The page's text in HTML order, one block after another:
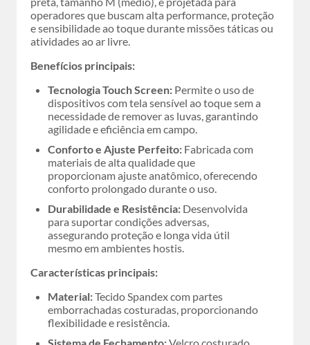
operadores que buscam alta performance, proteção
e sensibilidade ao toque durante missões táticas ou
atividades ao ar livre.
Benefícios principais:
Tecnologia Touch Screen: Permite o uso de
dispositivos com tela sensível ao toque sem a
necessidade de remover as luvas, garantindo
agilidade e eficiência em campo.
Conforto e Ajuste Perfeito: Fabricada com
materiais de alta qualidade que
proporcionam ajuste anatômico, oferecendo
conforto prolongado durante o uso.
Durabilidade e Resistência: Desenvolvida
para suportar condições adversas,
assegurando proteção e longa vida útil
mesmo em ambientes hostis.
Características principais:
Material:Tecido Spandex com partes
emborrachadas costuradas, proporcionando
flexibilidade e resistência.